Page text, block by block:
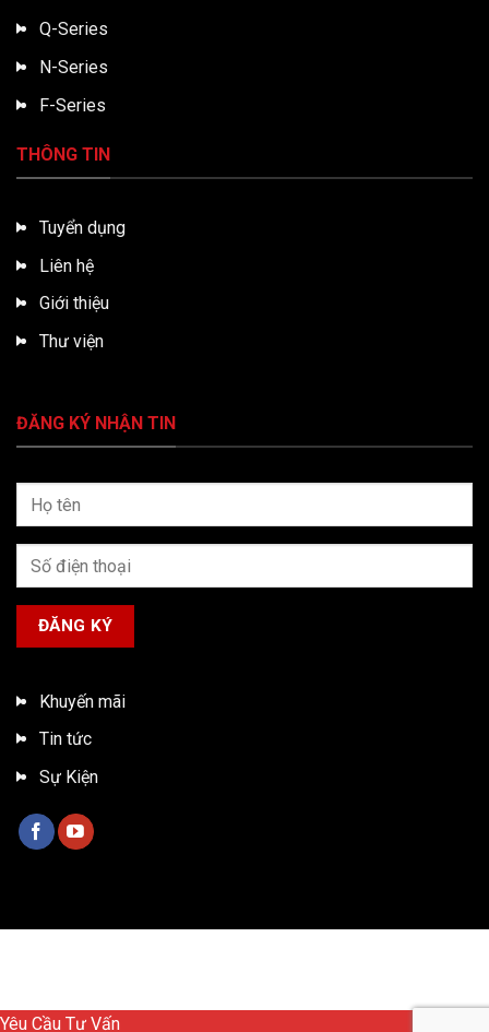
Q-Series
N-Series
F-Series
THÔNG TIN
Tuyển dụng
Liên hệ
Giới thiệu
Thư viện
ĐĂNG KÝ NHẬN TIN
Khuyến mãi
Tin tức
Sự Kiện
Yêu Cầu Tư Vấn